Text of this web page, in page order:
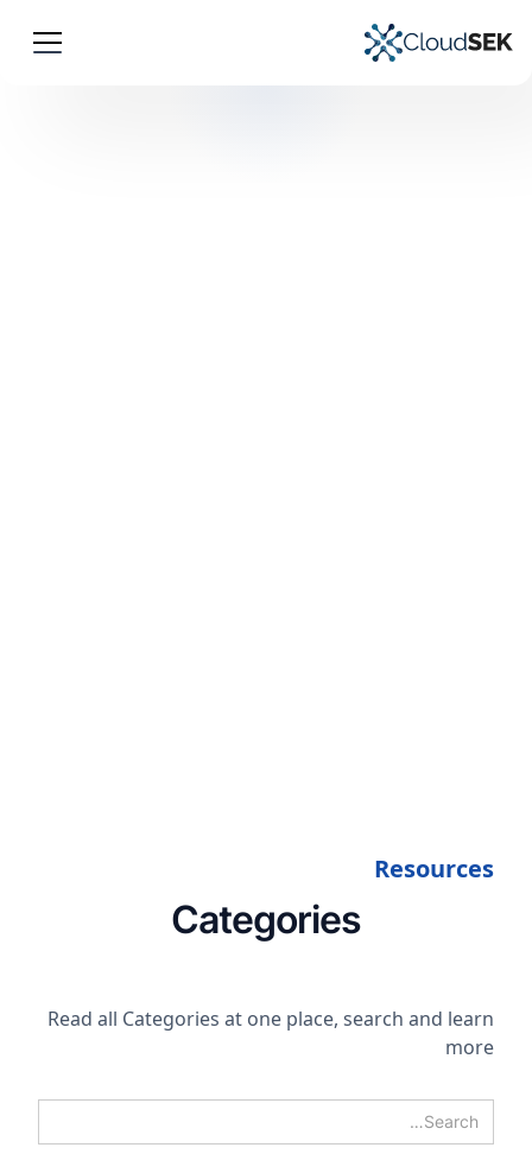
Resources
Categories
Read all Categories at one place, search and learn
more